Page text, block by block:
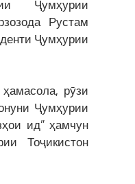
Ҷумҳурии
Рустам
Ҷумҳурии
рӯзи
Ҷумҳурии
ид” ҳамчун
Тоҷикистон